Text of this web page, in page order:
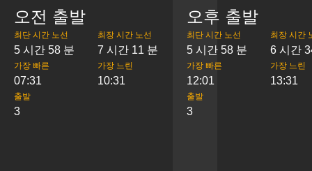
오전 출발
최단 시간 노선
5 시간 58 분
최장 시간 노선
7 시간 11 분
가장 빠른
07:31
가장 느린
10:31
출발
3
오후 출발
최단 시간 노선
5 시간 58 분
최장 시간
6 시간
가장 빠른
12:01
가장 느린
13:31
출발
3